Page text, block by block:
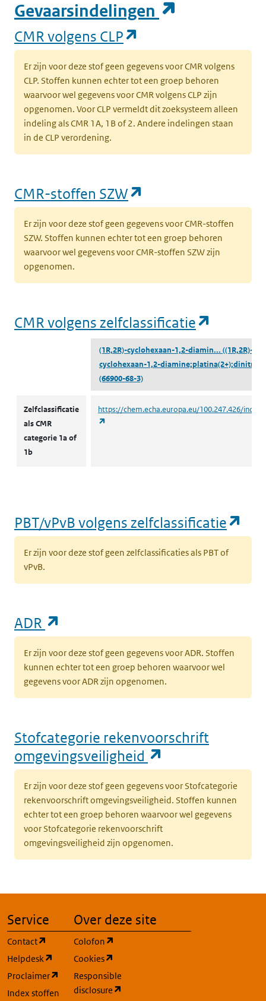
Gevaarsindelingen
CMR volgens CLP
Er zijn voor deze stof geen gegevens voor CMR volgens
CLP. Stoffen kunnen echter tot een groep behoren
waarvoor wel gegevens voor CMR volgens CLP zijn
opgenomen. Voor CLP vermeldt dit zoeksysteem alleen
indeling als CMR 1A, 1B of 2. Andere indelingen staan
in de CLP verordening.
CMR-stoffen SZW
Er zijn voor deze stof geen gegevens voor CMR-stoffen
SZW. Stoffen kunnen echter tot een groep behoren
waarvoor wel gegevens voor CMR-stoffen SZW zijn
opgenomen.
CMR volgens zelfclassificatie
(1R,2R)-cyclohexaan-1,2-diamin... ((1R,2R)-
cyclohexaan-1,2-
(66900-68-3)
Zelfclassificatie
als CMR
categorie 1a of
1b
https://chem.echa.europa.eu/100.247.426/
PBT/vPvB volgens zelfclassificatie
Er zijn voor deze stof geen zelfclassificaties als PBT of
vPvB.
ADR
Er zijn voor deze stof geen gegevens voor ADR. Stoffen
kunnen echter tot een groep behoren waarvoor wel
gegevens voor ADR zijn opgenomen.
Stofcategorie rekenvoorschrift
omgevingsveiligheid
Er zijn voor deze stof geen gegevens voor Stofcategorie
rekenvoorschrift omgevingsveiligheid. Stoffen kunnen
echter tot een groep behoren waarvoor wel gegevens
voor Stofcategorie rekenvoorschrift
omgevingsveiligheid zijn opgenomen.
Service
Contact
(opent in een nieuw tabblad)
Helpdesk
(opent in een nieuw tabblad)
Proclaimer
(opent in een nieuw tabblad)
Index stoffen
Over deze site
Colofon
Cookies
Responsible
disclosure